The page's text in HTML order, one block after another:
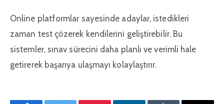
Online platformlar sayesinde adaylar, istedikleri
zaman test çözerek kendilerini geliştirebilir. Bu
sistemler, sınav sürecini daha planlı ve verimli hale
getirerek başarıya ulaşmayı kolaylaştırır.